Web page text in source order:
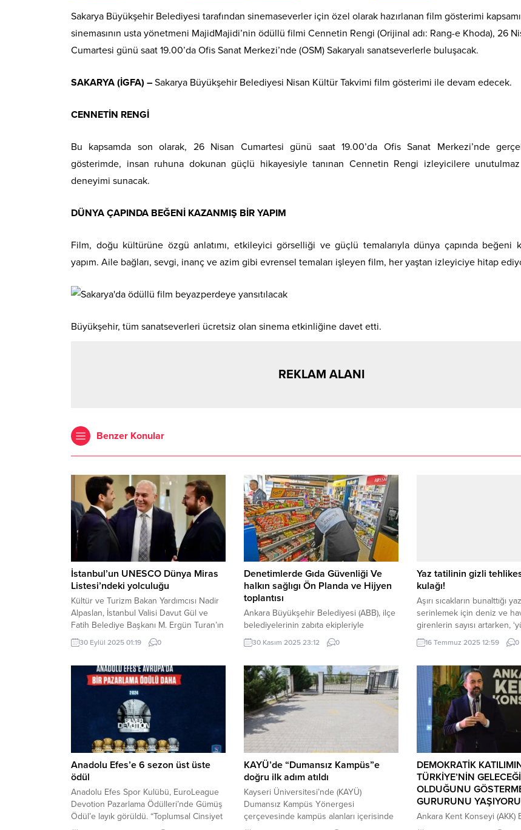
Sakarya Büyükşehir Belediyesi tarafından sinemaseverler için özel olarak hazırlanan film gösterimi
sinemasının usta yönetmeni MajidMajidi’nin ödüllü filmi Cennetin Rengi (Orijinal adı: Rang-e Khoda), 26
Cumartesi günü saat 19.00’da Ofis Sanat Merkezi’nde (OSM) Sakaryalı sanatseverlerle buluşacak.
SAKARYA (İGFA) – Sakarya Büyükşehir Belediyesi Nisan Kültür Takvimi film gösterimi ile devam edecek.
CENNETİN RENGİ
Bu kapsamda son olarak, 26 Nisan Cumartesi günü saat 19.00’da Ofis Sanat Merkezi’nde
gösterimde, insan ruhuna dokunan güçlü hikayesiyle tanınan Cennetin Rengi izleyicilere
deneyimi sunacak.
DÜNYA ÇAPINDA BEĞENİ KAZANMIŞ BİR YAPIM
Film, doğu kültürüne özgü anlatımı, etkileyici görselliği ve güçlü temalarıyla dünya çapında beğeni
yapım. Aile bağları, sevgi, inanç ve azim gibi evrensel temaları işleyen film, her yaştan izleyiciye hitap
Büyükşehir, tüm sanatseverleri ücretsiz olan sinema etkinliğine davet etti.
REKLAM ALANI
Benzer Konular
İstanbul’un UNESCO Dünya Miras
Listesi’ndeki yolculuğu
Kültür ve Turizm Bakan Yardımcısı Nadir
Alpaslan, İstanbul Valisi Davut Gül ve
Fatih Belediye Başkanı M. Ergün Turan’ın
katılımıyla gerçekleşen programda,
İstanbul’un UNESCO Dünya Miras
bir sorumluluk bilinciyle yeniden
hatırlatıldı. İstanbul, binlerce yıllık
medeniyet birikimini barındıran tarihî
dokusuyla 1985 yılında UNESCO Dünya
Miras Listesi’ne...
30 Eylül 2025 01:19 0
Denetimlerde Gıda Güvenliği Ve
halkın sağlıgı Ön Planda ve Hijyen
toplantısı
Ankara Büyükşehir Belediyesi (ABB), ilçe
belediyelerinin zabıta ekipleriyle
“Denetimlerde Gıda Güvenliği ve Hijyen”
toplantısı düzenledi. Toplantıda
yürütülmesi kararlaştırılırken, hemen
ardından ABB zabıta ekipleri Başkent
genelinde eş zamanlı gıda ve hijyen
denetimleri gerçekleştirdi. Ankara
Büyükşehir Belediyesi (ABB), kentin gıda
güvenliği ve hijyen standartlarını
yükseltmek amacıyla kapsamlı...
30 Kasım 2025 23:12 0
Yaz tatilinin gizli
kulağı!
Aşırı sıcakların bunalttığı
serinlemek için deniz ve
girenlerin sayısı artarken,
olarak adlandırılan dış kulak
enfeksiyonları da hızla
Eksterna’ olan hastalığın,
kısmında yani kulak
zarına kadar olan bölgede
enfeksiyon olduğunu
16 Temmuz 2025 12:59 0
Anadolu Efes’e 6 sezon üst üste
ödül
Anadolu Efes Spor Kulübü, EuroLeague
Devotion Pazarlama Ödülleri’nde Gümüş
Ödül’e layık görüldü. “Toplumsal Cinsiyet
KAYÜ’de “Dumansız Kampüs”e
doğru ilk adım atıldı
Kayseri Üniversitesi’nde (KAYÜ)
Dumansız Kampüs Yönergesi
çerçevesinde kampüs alanları içerisinde
DEMOKRATİK
TÜRKİYE’NİN GELECEĞİ
OLDUĞUNU
GURURUNU
Ankara Kent Konseyi (AKK)